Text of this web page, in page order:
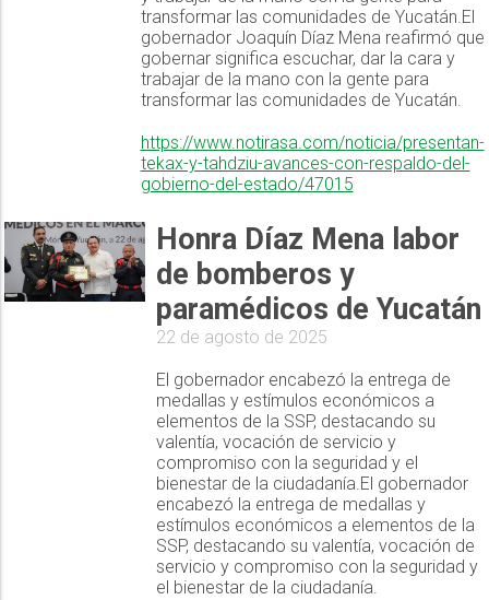
transformar las comunidades de Yucatán.El
gobernador Joaquín Díaz Mena reafirmó que
gobernar significa escuchar, dar la cara y
trabajar de la mano con la gente para
transformar las comunidades de Yucatán.
https://www.notirasa.com/noticia/presentan-
tekax-y-tahdziu-avances-con-respaldo-del-
gobierno-del-estado/47015
Honra Díaz Mena labor
de bomberos y
paramédicos de Yucatán
22 de agosto de 2025
El gobernador encabezó la entrega de
medallas y estímulos económicos a
elementos de la SSP, destacando su
valentía, vocación de servicio y
compromiso con la seguridad y el
bienestar de la ciudadanía.El gobernador
encabezó la entrega de medallas y
estímulos económicos a elementos de la
SSP, destacando su valentía, vocación de
servicio y compromiso con la seguridad y
el bienestar de la ciudadanía.